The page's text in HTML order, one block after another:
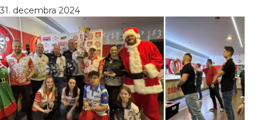
31. decembra 2024